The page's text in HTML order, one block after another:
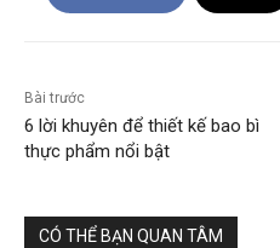
Bài trước
6 lời khuyên để thiết kế bao bì
thực phẩm nổi bật
CÓ THỂ BẠN QUAN TÂM